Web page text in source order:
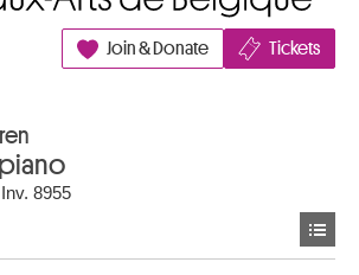
Join & Donate Tickets
8955